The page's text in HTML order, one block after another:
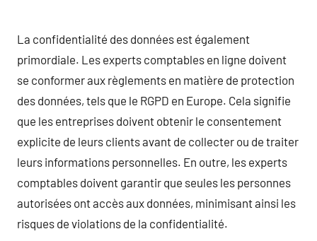
La confidentialité des données est également
primordiale. Les experts comptables en ligne doivent
se conformer aux règlements en matière de protection
des données, tels que le RGPD en Europe. Cela signifie
que les entreprises doivent obtenir le consentement
explicite de leurs clients avant de collecter ou de traiter
leurs informations personnelles. En outre, les experts
comptables doivent garantir que seules les personnes
autorisées ont accès aux données, minimisant ainsi les
risques de violations de la confidentialité.